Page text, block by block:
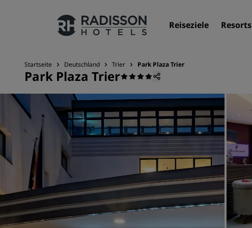
Reiseziele Resorts
Unsere Marken
Marken von Radisson Hotels
Startseite Deutschland Trier Park Plaza Trier
Park Plaza Trier